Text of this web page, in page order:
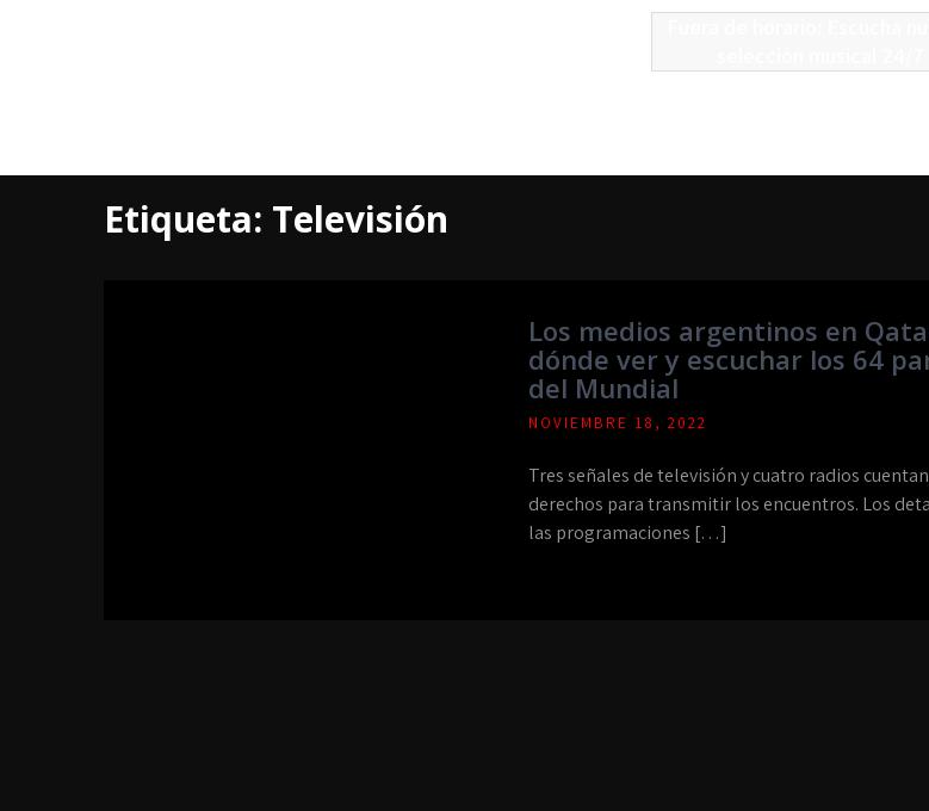
Etiqueta: Televisión
Los medios argentinos en
dónde ver y escuchar los 64
del Mundial
NOVIEMBRE 18, 2022
Tres señales de televisión y cuatro radios
derechos para transmitir los encuentros. Los
las programaciones […]